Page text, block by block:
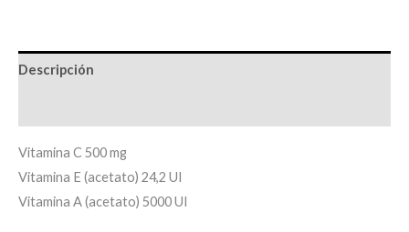
Descripción
Vitamina C 500 mg
Vitamina E (acetato) 24,2 UI
Vitamina A (acetato) 5000 UI